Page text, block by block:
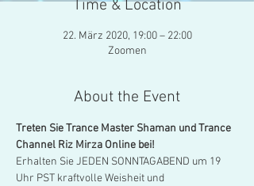
Time & Location
22. März 2020, 19:00 – 22:00
Zoomen
About the Event
Treten Sie Trance Master Shaman und Trance
Channel Riz Mirza Online bei!
Erhalten Sie JEDEN SONNTAGABEND um 19
Uhr PST kraftvolle Weisheit und